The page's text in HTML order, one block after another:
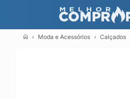
Moda e Acessórios Calçados